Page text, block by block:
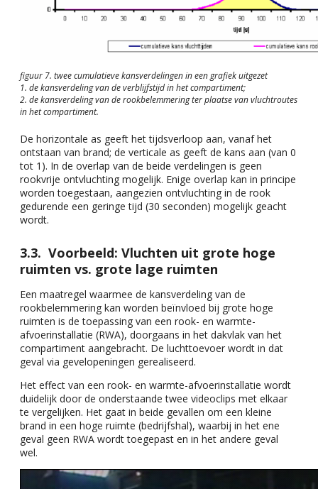
figuur 7. twee cumulatieve kansverdelingen in een grafiek uitgezet
1. de kansverdeling van de verblijfstijd in het compartiment;
2. de kansverdeling van de rookbelemmering ter plaatse van vluchtroutes
in het compartiment.
De horizontale as geeft het tijdsverloop aan, vanaf het
ontstaan van brand; de verticale as geeft de kans aan (van 0
tot 1). In de overlap van de beide verdelingen is geen
rookvrije ontvluchting mogelijk. Enige overlap kan in principe
worden toegestaan, aangezien ontvluchting in de rook
gedurende een geringe tijd (30 seconden) mogelijk geacht
wordt.
Voorbeeld: Vluchten uit grote hoge
ruimten vs. grote lage ruimten
Een maatregel waarmee de kansverdeling van de
rookbelemmering kan worden beïnvloed bij grote hoge
ruimten is de toepassing van een rook- en warmte-
afvoerinstallatie (RWA), doorgaans in het dakvlak van het
compartiment aangebracht. De luchttoevoer wordt in dat
geval via gevelopeningen gerealiseerd.
Het effect van een rook- en warmte-afvoerinstallatie wordt
duidelijk door de onderstaande twee videoclips met elkaar
te vergelijken. Het gaat in beide gevallen om een kleine
brand in een hoge ruimte (bedrijfshal), waarbij in het ene
geval geen RWA wordt toegepast en in het andere geval
wel.